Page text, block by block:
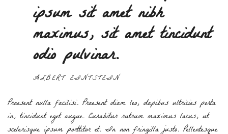
ipsum sit amet nibh
maximus, sit amet tincidunt
odio pulvinar.
ALBERT EINTSTEIN
Praesent nulla facilisi. Praesent diam leo, dapibus ultricies porta
in, tincidunt eget augue. Curabitur rutrum maximus lacus, ut
scelerisque ipsum porttitor et. In non fringilla justo. Pellentesque